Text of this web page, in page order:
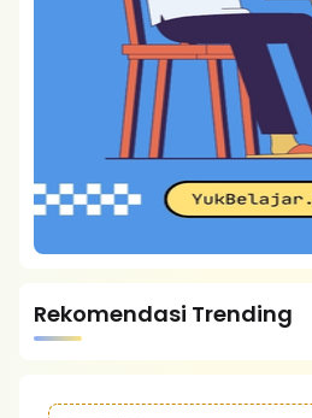
Rekomendasi Trending